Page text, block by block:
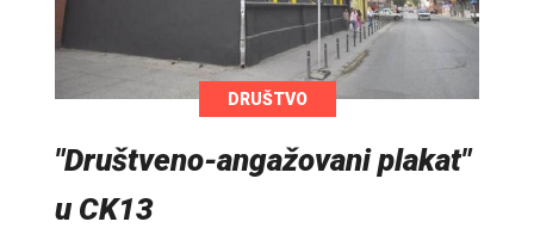
DRUŠTVO
"Društveno-angažovani plakat"
u CK13